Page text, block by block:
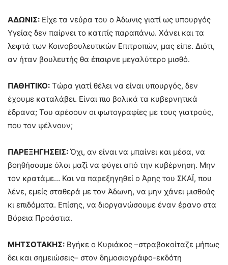
ΑΔΩΝΙΣ: Είχε τα νεύρα του ο Άδωνις γιατί ως υπουργός
Υγείας δεν παίρνει το κατιτίς παραπάνω. Χάνει και τα
λεφτά των Κοινοβουλευτικών Επιτροπών, μας είπε. Διότι,
αν ήταν βουλευτής θα έπαιρνε μεγαλύτερο μισθό.
ΠΑΘΗΤΙΚΟ: Τώρα γιατί θέλει να είναι υπουργός, δεν
έχουμε καταλάβει. Είναι πιο βολικά τα κυβερνητικά
έδρανα; Του αρέσουν οι φωτογραφίες με τους γιατρούς,
που τον ψέλνουν;
ΠΑΡΕΞΗΓΗΣΕΙΣ: Όχι, αν είναι να μπαίνει και μέσα, να
βοηθήσουμε όλοι μαζί να φύγει από την κυβέρνηση. Μην
τον κρατάμε… Και να παρεξηγηθεί ο Άρης του ΣΚΑΪ, που
λένε, εμείς σταθερά με τον Άδωνη, να μην χάνει μισθούς
κι επιδόματα. Επίσης, να διοργανώσουμε έναν έρανο στα
Βόρεια Προάστια.
ΜΗΤΣΟΤΑΚΗΣ: Βγήκε ο Κυριάκος –στραβοκοίταζε μήπως
δει και σημειώσεις– στον δημοσιογράφο-εκδότη